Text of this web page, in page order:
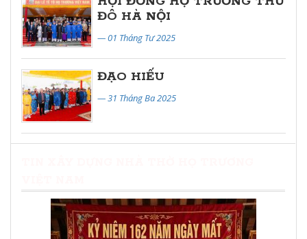
ĐÔ HÀ NỘI
— 01 Tháng Tư 2025
ĐẠO HIẾU
— 31 Tháng Ba 2025